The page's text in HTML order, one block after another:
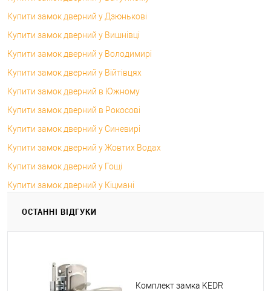
Купити замок дверний у Дзюнькові
Купити замок дверний у Вишнівці
Купити замок дверний у Володимирі
Купити замок дверний у Війтівцях
Купити замок дверний в Южному
Купити замок дверний в Рокосові
Купити замок дверний у Синевирі
Купити замок дверний у Жовтих Водах
Купити замок дверний у Гощі
Купити замок дверний у Кіцмані
ОСТАННІ ВІДГУКИ
Комплект замка KEDR